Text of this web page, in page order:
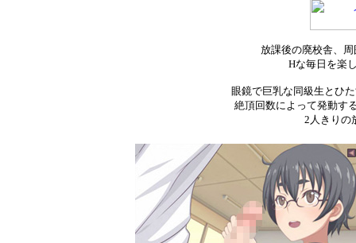
放課後の廃校舎、
Hな毎日を楽
眼鏡で巨乳な同級生とひ
絶頂回数によって発動す
2人きりの